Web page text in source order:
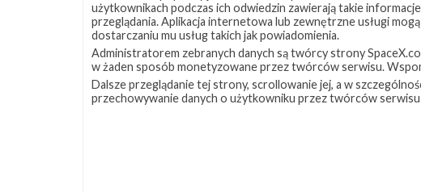
użytkownikach podczas ich odwiedzin zawierają takie
przeglądania. Aplikacja internetowa lub zewnętrzne usługi
dostarczaniu mu usług takich jak powiadomienia.
Administratorem zebranych danych są twórcy strony
w żaden sposób monetyzowane przez twórców serwisu.
Dalsze przeglądanie tej strony, scrollowanie jej, a w
przechowywanie danych o użytkowniku przez twórców serwisu